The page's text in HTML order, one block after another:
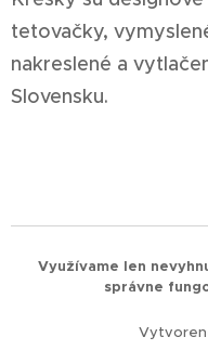
tetovačky,
nakreslené a
Slovensku.
Využívame len
správne